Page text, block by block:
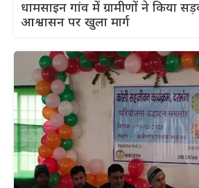
धामसाइन गांव में ग्रामीणों ने किया
आश्वासन पर खुला मार्ग